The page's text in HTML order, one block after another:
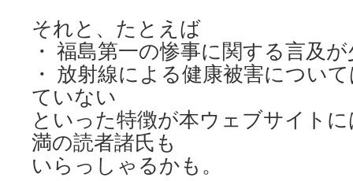
それと、たとえば
・ 福島第一の惨事に関する言及
・ 放射線による健康被害につい
ていない
といった特徴が本ウェブサイト
満の読者諸氏も
いらっしゃるかも。